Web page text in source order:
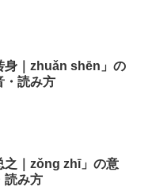
身｜zhuǎn shēn」の
・読み方
之｜zǒng zhī」の意
読み方